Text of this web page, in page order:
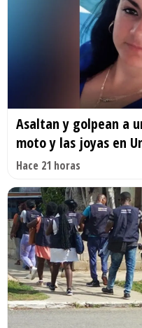
Asaltan y golpean a
moto y las joyas en
Hace 21 horas